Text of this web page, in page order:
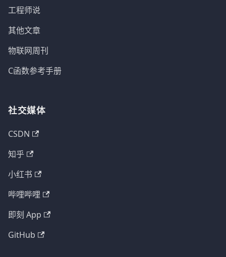
工程师说
其他文章
物联网周刊
C函数参考手册
社交媒体
CSDN
知乎
小红书
哔哩哔哩
即刻 App
GitHub